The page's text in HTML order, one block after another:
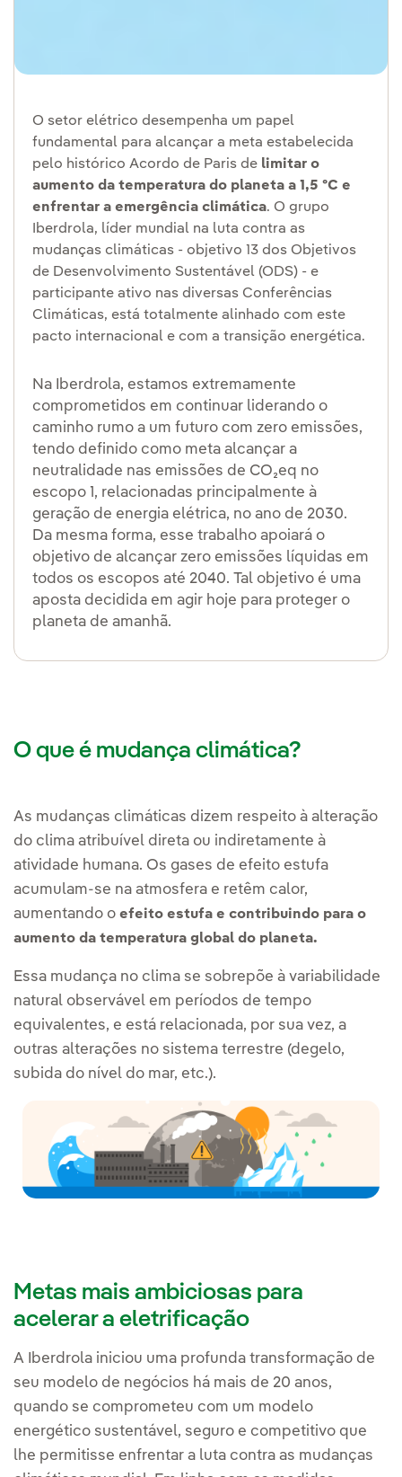
O setor elétrico desempenha um papel
fundamental para alcançar a meta estabelecida
pelo histórico Acordo de Paris de limitar o
aumento da temperatura do planeta a 1,5 ºC e
enfrentar a emergência climática. O grupo
Iberdrola, líder mundial na luta contra as
mudanças climáticas - objetivo 13 dos Objetivos
de Desenvolvimento Sustentável (ODS) - e
participante ativo nas diversas Conferências
Climáticas, está totalmente alinhado com este
pacto internacional e com a transição energética.
Na Iberdrola, estamos extremamente
comprometidos em continuar liderando o
caminho rumo a um futuro com zero emissões,
tendo definido como meta alcançar a
neutralidade nas emissões de CO₂eq no
escopo 1, relacionadas principalmente à
geração de energia elétrica, no ano de 2030.
Da mesma forma, esse trabalho apoiará o
objetivo de alcançar zero emissões líquidas em
todos os escopos até 2040. Tal objetivo é uma
aposta decidida em agir hoje para proteger o
planeta de amanhã.
O que é mudança climática?
As mudanças climáticas dizem respeito à alteração
do clima atribuível direta ou indiretamente à
atividade humana. Os gases de efeito estufa
acumulam-se na atmosfera e retêm calor,
aumentando o efeito estufa e contribuindo para o
aumento da temperatura global do planeta.
Essa mudança no clima se sobrepõe à variabilidade
natural observável em períodos de tempo
equivalentes, e está relacionada, por sua vez, a
outras alterações no sistema terrestre (degelo,
subida do nível do mar, etc.).
Metas mais ambiciosas para
acelerar a eletrificação
A Iberdrola iniciou uma profunda transformação de
seu modelo de negócios há mais de 20 anos,
quando se comprometeu com um modelo
energético sustentável, seguro e competitivo que
lhe permitisse enfrentar a luta contra as mudanças